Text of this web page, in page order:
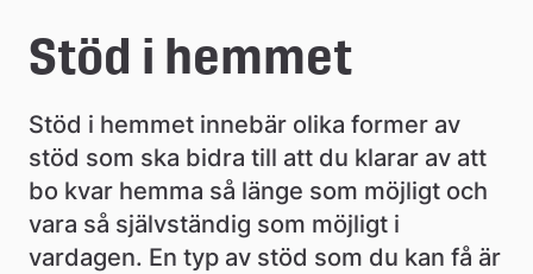
Stöd i hemmet
Stöd i hemmet innebär olika former av
stöd som ska bidra till att du klarar av att
bo kvar hemma så länge som möjligt och
vara så självständig som möjligt i
vardagen. En typ av stöd som du kan få är